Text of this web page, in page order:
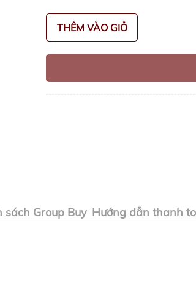
THÊM VÀO GIỎ
sách Group Buy Hướng dẫn thanh